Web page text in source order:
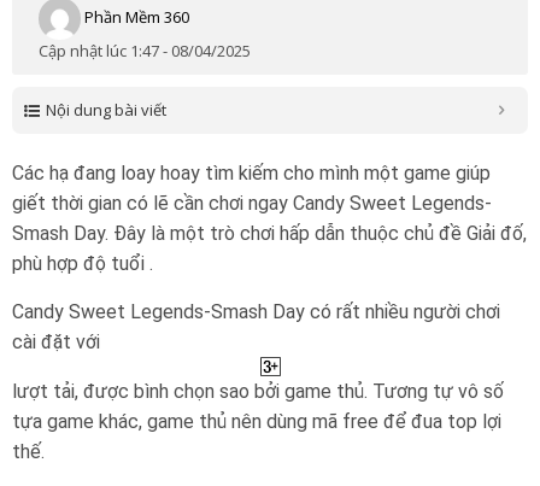
Phần Mềm 360
Cập nhật lúc 1:47 - 08/04/2025
Nội dung bài viết
Các hạ đang loay hoay tìm kiếm cho mình một game giúp
giết thời gian có lẽ cần chơi ngay Candy Sweet Legends-
Smash Day. Đây là một trò chơi hấp dẫn thuộc chủ đề Giải đố,
phù hợp độ tuổi .
Candy Sweet Legends-Smash Day có rất nhiều người chơi
cài đặt với
lượt tải, được bình chọn sao bởi game thủ. Tương tự vô số
tựa game khác, game thủ nên dùng mã free để đua top lợi
thế.